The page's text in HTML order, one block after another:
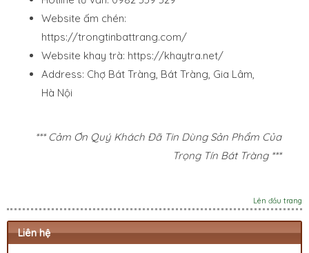
Website ấm chén:
https://trongtinbattrang.com/
Website khay trà: https://khaytra.net/
Address: Chợ Bát Tràng, Bát Tràng, Gia Lâm,
Hà Nội
*** Cảm Ơn Quý Khách Đã Tin Dùng Sản Phẩm Của
Trọng Tín Bát Tràng ***
Lên đầu trang
Liên hệ